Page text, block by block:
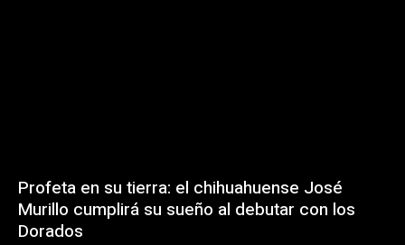
Profeta en su tierra: el chihuahuense José
Murillo cumplirá su sueño al debutar con los
Dorados